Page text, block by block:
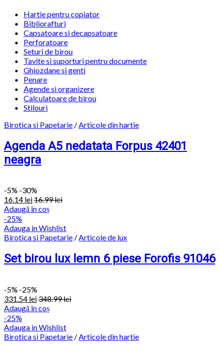
Hartie pentru copiator
Bibliorafturi
Capsatoare si decapsatoare
Perforatoare
Seturi de birou
Tavite si suporturi pentru documente
Ghiozdane si genti
Penare
Agende si organizere
Calculatoare de birou
Stilouri
Birotica si Papetarie / Articole din hartie
Agenda A5 nedatata Forpus 42401
neagra
-5% -30%
16.14 lei16.99lei
Adaugă în coș
-25%
Adauga in Wishlist
Birotica si Papetarie /Articole de lux
Set birou lux lemn 6 piese Forofis 91046
-5% -25%
331.54 lei348.99lei
Adaugă în coș
-25%
Adauga in Wishlist
Birotica si Papetarie /Articole din hartie